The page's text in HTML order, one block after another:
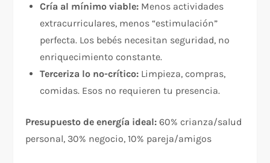
Cría al mínimo viable: Menos actividades
extracurriculares, menos “estimulación”
perfecta. Los bebés necesitan seguridad, no
enriquecimiento constante.
Terceriza lo no-crítico: Limpieza, compras,
comidas. Esos no requieren tu presencia.
Presupuesto de energía ideal: 60% crianza/salud
personal, 30% negocio, 10% pareja/amigos